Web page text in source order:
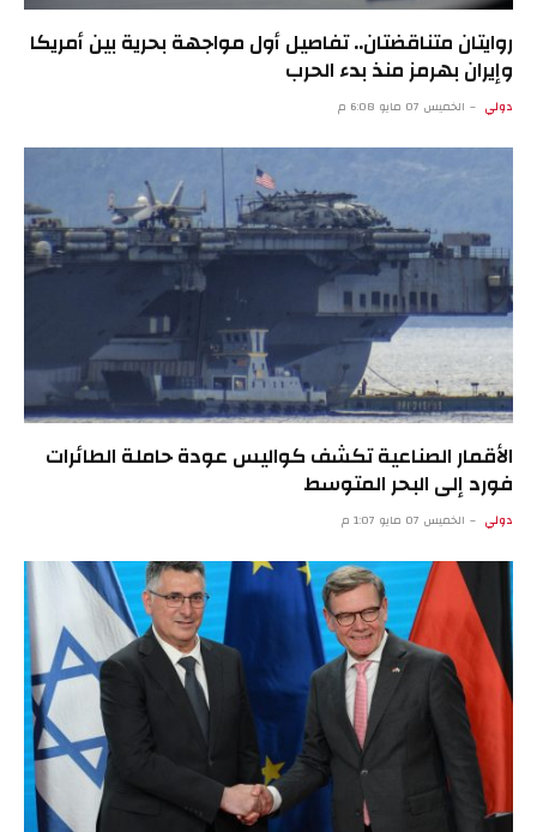
روايتان متناقضتان.. تفاصيل أول مواجهة بحرية بين أمريكا
وإيران بهرمز منذ بدء الحرب
دولي الخميس 07 مايو 6:08 م
الأقمار الصناعية تكشف كواليس عودة حاملة الطائرات
فورد إلى البحر المتوسط
دولي الخميس 07 مايو 1:07 م